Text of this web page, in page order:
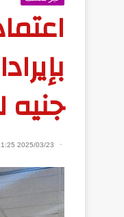
جنيه
2025/03/23 4:21:25 مساءً